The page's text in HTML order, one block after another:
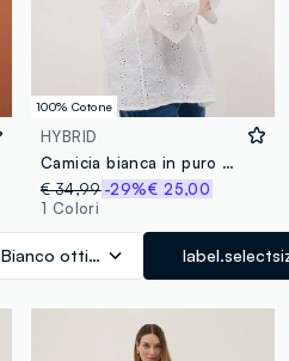
100% Cotone
HYBRID
Camicia bianca in puro cotone traforata con collo alla coreana regular fit
€ 34,99 -29%€ 25,00
1 Colori
Bianco ottico